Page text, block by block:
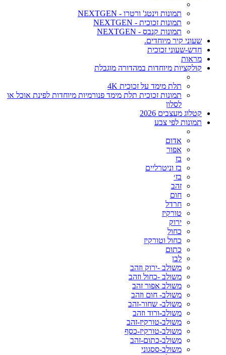
תמונות וינטג' ורטרו - NEXTGEN
תמונות זכוכית - NEXTGEN
תמונות קנבס - NEXTGEN
שעוני קיר מיוחדים.
חדש-שעוני זכוכית
מראות
קולקציות מיוחדות במהדורה מוגבלת
תלת מימד על זכוכית 4K
תמונות זכוכית תלת מימד פנורמיות מיוחדות לפינת אוכל או
לסלון
קטלוג מעצבים 2026
תמונות לפי צבע
אדום
אפור
בז
בז וניטרליים
בז׳
זהב
חום
חרדל
טורקיז
ירוק
כחול
כחול וטורקיז
כתום
לבן
משולב -ירוק וזהב
משולב -כחול וזהב
משולב אפור זהב
משולב- חום וזהב
משולב- שחור-זהב
משולב-ורוד וזהב
משולב-טורקיז-זהב
משולב-טורקיז-כסף
משולב-כתום-זהב
משולב-ססגוני